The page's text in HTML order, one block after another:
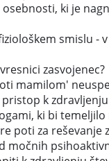
ki je
smislu -
zasvojenec?
mamilom'
k
ki bi temeljilo
poti za reševanje
močnih